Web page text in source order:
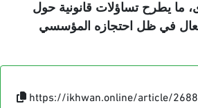
ما يطرح تساؤلات قانونية حول
في ظل احتجازه المؤسسي
https://ikhwan.online/article/